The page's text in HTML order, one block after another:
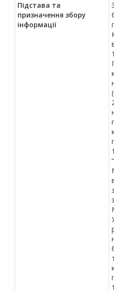
Підстава та
призначення збору
інформації